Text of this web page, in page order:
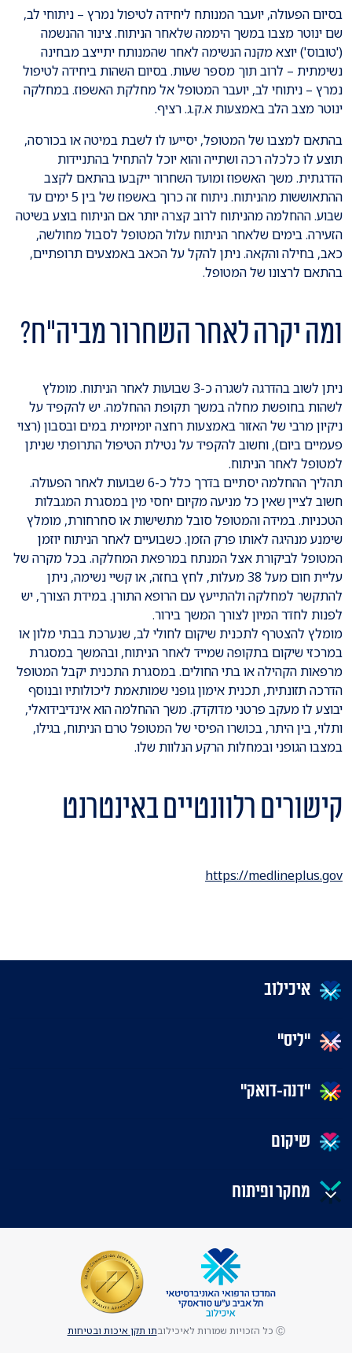
בסיום הפעולה, יועבר המנותח ליחידה לטיפול נמרץ – ניתוחי לב,
שם ינוטר מצבו במשך היממה שלאחר הניתוח. צינור ההנשמה
('טובוס') יוצא מקנה הנשימה לאחר שהמנותח יתייצב מבחינה
נשימתית – לרוב תוך מספר שעות. בסיום השהות ביחידה לטיפול
נמרץ – ניתוחי לב, יועבר המטופל אל מחלקת האשפוז. במחלקה
ינוטר מצב הלב באמצעות א.ק.ג. רציף.
בהתאם למצבו של המטופל, יסייעו לו לשבת במיטה או בכורסה,
תוצע לו כלכלה רכה ושתייה והוא יוכל להתחיל בהתניידות
הדרגתית. משך האשפוז ומועד השחרור ייקבעו בהתאם לקצב
ההתאוששות מהניתוח. ניתוח זה כרוך באשפוז של בין 5 ימים עד
שבוע. ההחלמה מהניתוח לרוב קצרה יותר אם הניתוח בוצע בשיטה
הזעירה. בימים שלאחר הניתוח עלול המטופל לסבול מחולשה,
כאב, בחילה והקאה. ניתן להקל על הכאב באמצעים תרופתיים,
בהתאם לרצונו של המטופל.
ומה יקרה לאחר השחרור מביה"ח?
ניתן לשוב בהדרגה לשגרה כ-3 שבועות לאחר הניתוח. מומלץ
לשהות בחופשת מחלה במשך תקופת ההחלמה. יש להקפיד על
ניקיון מרבי של האזור באמצעות רחצה יומיומית במים ובסבון (רצוי
פעמיים ביום), וחשוב להקפיד על נטילת הטיפול התרופתי שניתן
למטופל לאחר הניתוח.
תהליך ההחלמה יסתיים בדרך כלל כ-6 שבועות לאחר הפעולה.
חשוב לציין שאין כל מניעה מקיום יחסי מין במסגרת המגבלות
הטכניות. במידה והמטופל סובל מתשישות או סחרחורת, מומלץ
שימנע מנהיגה לאותו פרק הזמן. כשבועיים לאחר הניתוח יוזמן
המטופל לביקורת אצל המנתח במרפאת המחלקה. בכל מקרה של
עליית חום מעל 38 מעלות, לחץ בחזה, או קשיי נשימה, ניתן
להתקשר למחלקה ולהתייעץ עם הרופא התורן. במידת הצורך, יש
לפנות לחדר המיון לצורך המשך בירור.
מומלץ להצטרף לתכנית שיקום לחולי לב, שנערכת בבתי מלון או
במרכזי שיקום בתקופה שמייד לאחר הניתוח, ובהמשך במסגרת
מרפאות הקהילה או בתי החולים. במסגרת התכנית יקבל המטופל
הדרכה תזונתית, תכנית אימון גופני שמותאמת ליכולותיו ובנוסף
יבוצע לו מעקב פרטני מדוקדק. משך ההחלמה הוא אינדיבידואלי,
ותלוי, בין היתר, בכושרו הפיסי של המטופל טרם הניתוח, בגילו,
במצבו הגופני ובמחלות הרקע הנלוות שלו.
קישורים רלוונטיים באינטרנט
https://medlineplus.gov
איכילוב
"ליס"
"דנה-דואק"
שיקום
מחקר ופיתוח
Ⓒ כל הזכויות שמורות לאיכילוב תו תקן איכות ובטיחות